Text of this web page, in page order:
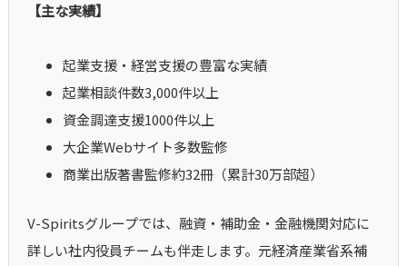
【主な実績】
起業支援・経営支援の豊富な実績
起業相談件数3,000件以上
資金調達支援1000件以上
大企業Webサイト多数監修
商業出版著書監修約32冊（累計30万部超）
V-Spiritsグループでは、融資・補助金・金融機関対応に
詳しい社内役員チームも伴走します。元経済産業省系補